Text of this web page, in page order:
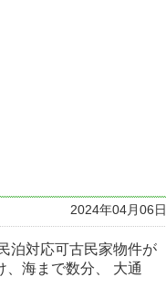
2024年04月06日
泊対応可古民家物件が
海まで数分、 大通